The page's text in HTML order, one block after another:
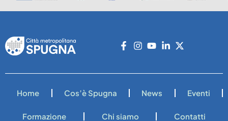
Home Cos’è Spugna News Eventi
Formazione Chi siamo Contatti